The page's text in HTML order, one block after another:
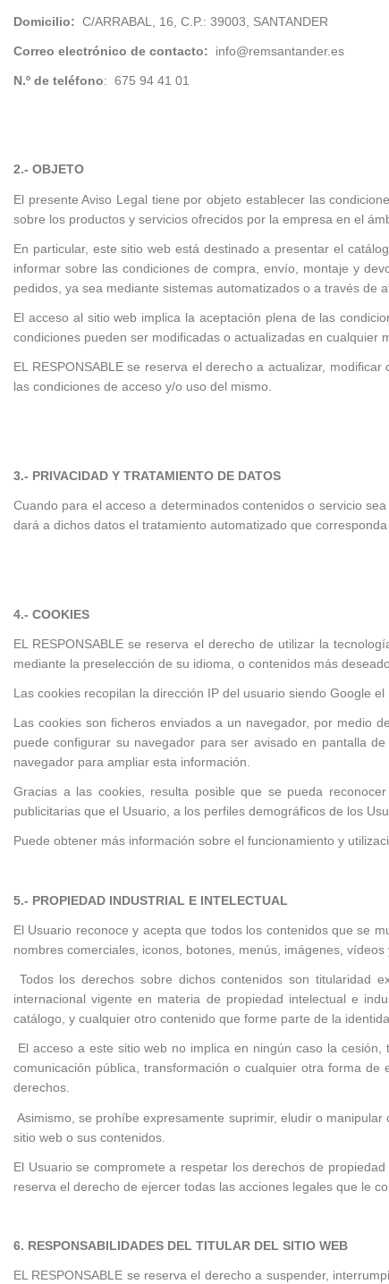
Domicilio: C/ARRABAL, 16, C.P.: 39003, SANTANDER
Correo electrónico de contacto: info@remsantander.es
N.º de teléfono: 675 94 41 01​
2.- OBJETO
El presente Aviso Legal tiene por objeto establecer las
sobre los productos y servicios ofrecidos por la empresa en el
En particular, este sitio web está destinado a presentar el
informar sobre las condiciones de compra, envío, montaje y
pedidos, ya sea mediante sistemas automatizados o a través de
El acceso al sitio web implica la aceptación plena de las
condiciones pueden ser modificadas o actualizadas en cualquier
EL RESPONSABLE se reserva el derecho a actualizar,
las condiciones de acceso y/o uso del mismo.
3.- PRIVACIDAD Y TRATAMIENTO DE DATOS
Cuando para el acceso a determinados contenidos o servicio
dará a dichos datos el tratamiento automatizado que
4.- COOKIES
EL RESPONSABLE se reserva el derecho de utilizar la
mediante la preselección de su idioma, o contenidos más
Las cookies recopilan la dirección IP del usuario siendo Google
Las cookies son ficheros enviados a un navegador, por medio
puede configurar su navegador para ser avisado en pantalla
navegador para ampliar esta información.
Gracias a las cookies, resulta posible que se pueda
publicitarias que el Usuario, a los perfiles demográficos de los
Puede obtener más información sobre el funcionamiento y
5.- PROPIEDAD INDUSTRIAL E INTELECTUAL
El Usuario reconoce y acepta que todos los contenidos que se
nombres comerciales, iconos, botones, menús, imágenes,
Todos los derechos sobre dichos contenidos son titularidad
internacional vigente en materia de propiedad intelectual e
catálogo, y cualquier otro contenido que forme parte de la
El acceso a este sitio web no implica en ningún caso la
comunicación pública, transformación o cualquier otra forma
derechos.
Asimismo, se prohíbe expresamente suprimir, eludir o
sitio web o sus contenidos.
El Usuario se compromete a respetar los derechos de
reserva el derecho de ejercer todas las acciones legales que le
6. RESPONSABILIDADES DEL TITULAR DEL SITIO WEB
EL RESPONSABLE se reserva el derecho a suspender,